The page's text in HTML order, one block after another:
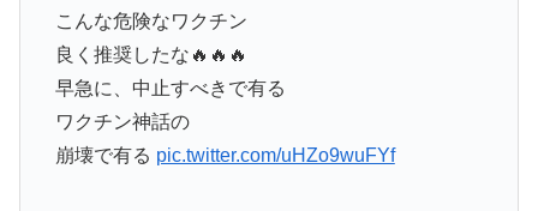
こんな危険なワクチン
良く推奨したな🔥🔥🔥
早急に、中止すべきで有る
ワクチン神話の
崩壊で有る pic.twitter.com/uHZo9wuFYf